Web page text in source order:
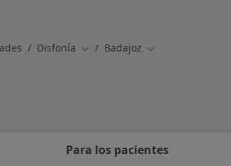
Disfonía Cambiar de ciudad
Badajoz Cambiar de ciudad
Para los pacientes